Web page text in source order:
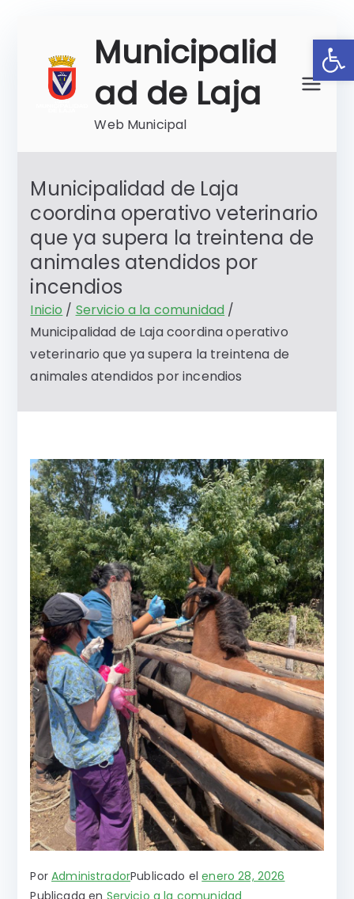
contenido
Municipalid
ad de Laja
Web Municipal
Municipalidad de Laja
coordina operativo veterinario
que ya supera la treintena de
animales atendidos por
incendios
Inicio
Servicio a la comunidad
Municipalidad de Laja coordina operativo
veterinario que ya supera la treintena de
animales atendidos por incendios
PorAdministradorPublicado elenero 28, 2026
Publicada en Servicio a la comunidad